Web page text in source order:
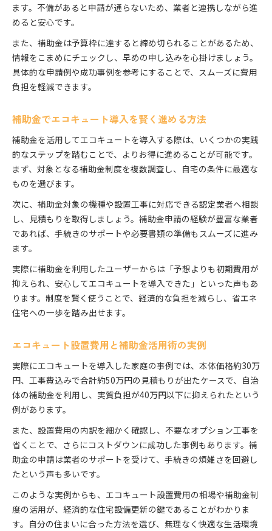
ます。不備があると申請が通らないため、業者と連携しながら進
めると安心です。
また、補助金は予算枠に達すると締め切られることがあるため、
情報をこまめにチェックし、早めの申し込みを心掛けましょう。
具体的な申請例や成功事例を参考にすることで、スムーズに費用
負担を軽減できます。
補助金でエコキュート導入を賢く進める方法
補助金を活用してエコキュートを導入する際は、いくつかの実践
的なステップを踏むことで、よりお得に進めることが可能です。
まず、対象となる補助金制度を複数調査し、自宅の条件に最適な
ものを選びます。
次に、補助金対象の機種や設置工事に対応できる認定業者へ相談
し、見積もりを取得しましょう。補助金申請の経験が豊富な業者
であれば、手続きのサポートや必要書類の準備もスムーズに進み
ます。
実際に補助金を利用したユーザーからは「予想よりも初期費用が
抑えられ、安心してエコキュートを導入できた」といった声もあ
ります。制度を賢く使うことで、経済的な負担を減らし、省エネ
住宅への一歩を踏み出せます。
エコキュート設置費用と補助金活用術の実例
実際にエコキュートを導入した家庭の事例では、本体価格約30万
円、工事費込みで合計約50万円の見積もりが出たケースで、自治
体の補助金を利用し、実質負担が40万円以下に抑えられたという
例があります。
また、設置費用の内訳を細かく確認し、不要なオプション工事を
省くことで、さらにコストダウンに成功した事例もあります。補
助金の申請は業者のサポートを受けて、手続きの煩雑さを回避し
たという声も多いです。
このような実例からも、エコキュート設置費用の相場や補助金制
度の活用が、経済的な住宅設備更新の鍵であることがわかりま
す。自分の住まいに合った方法を選び、無理なく快適な生活環境